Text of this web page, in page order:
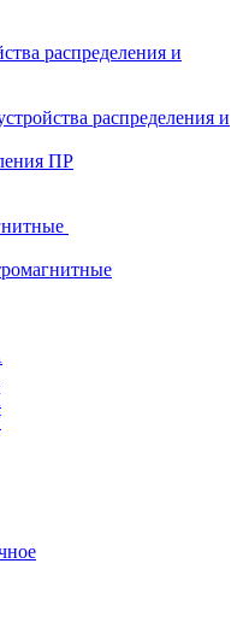
распределения и
распределения и
ПР